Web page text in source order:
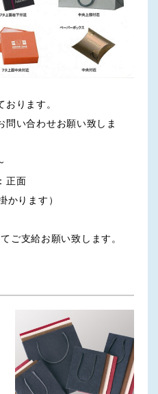
ります。
問い合わせお願い致しま
正面
かります）
ご支給お願い致します。